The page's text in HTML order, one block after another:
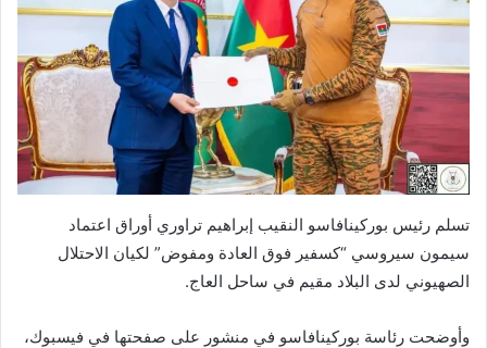
تسلم رئيس بوركينافاسو النقيب إبراهيم تراوري أوراق اعتماد
سيمون سيروسي “كسفير فوق العادة ومفوض” لكيان الاحتلال
الصهيوني لدى البلاد مقيم في ساحل العاج.
وأوضحت رئاسة بوركينافاسو في منشور على صفحتها في فيسبوك،